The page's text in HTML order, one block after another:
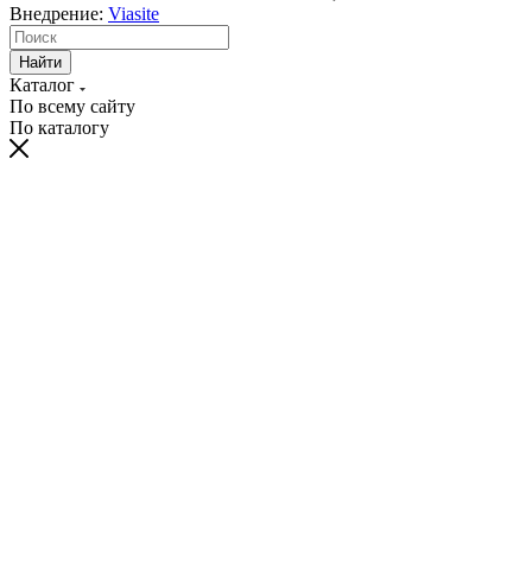
Внедрение: Viasite
Найти
Каталог
По всему сайту
По каталогу